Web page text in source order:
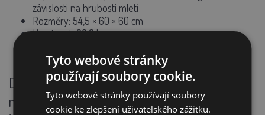
závislosti na hrubosti mletí
Rozměry: 54,5 × 60 × 60 cm
Hmotnost: 30,8 kg
Díky dvaceti kladívkům a vysoce výkonnému
motoru se šrotovníkNUOVO ERCOLINO od
Tyto webové stránky
používají soubory cookie.
Tyto webové stránky používají soubory
cookie ke zlepšení uživatelského zážitku.